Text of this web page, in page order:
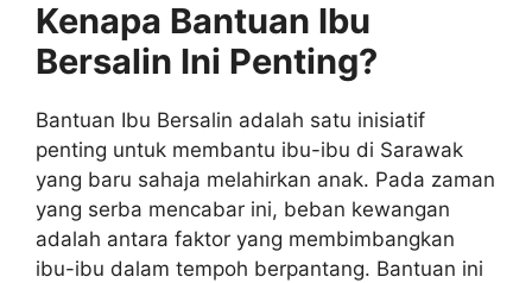
Kenapa Bantuan Ibu
Bersalin Ini Penting?
Bantuan Ibu Bersalin adalah satu inisiatif
penting untuk membantu ibu-ibu di Sarawak
yang baru sahaja melahirkan anak. Pada zaman
yang serba mencabar ini, beban kewangan
adalah antara faktor yang membimbangkan
ibu-ibu dalam tempoh berpantang. Bantuan ini